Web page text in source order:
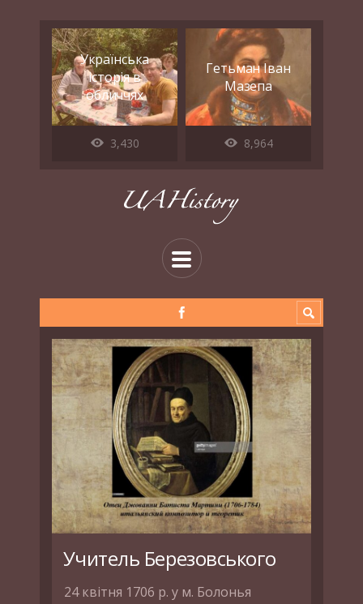
Українська
історія в
обличчях
3,430
Гетьман Іван
Мазепа
8,964
Учитель Березовського
24 квітня 1706 р. у м. Болонья